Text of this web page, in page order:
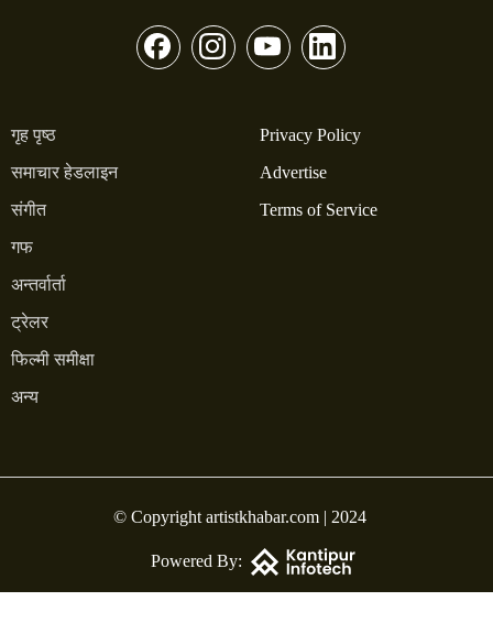
गृह पृष्ठ
समाचार हेडलाइन
संगीत
गफ
अन्तर्वार्ता
ट्रेलर
फिल्मी समीक्षा
अन्य
Privacy Policy
Advertise
Terms of Service
© Copyright artistkhabar.com | 2024
Powered By: